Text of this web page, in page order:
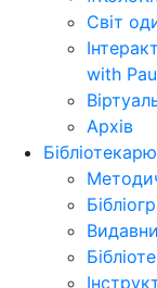
Світ
with
Архів
Бібліотекарю